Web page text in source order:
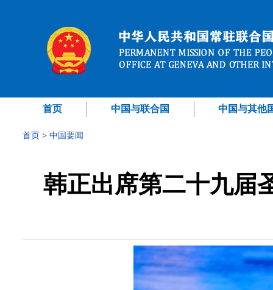
首页 中国与联合国 中国与其他
首页 > 中国要闻
韩正出席第二十九届